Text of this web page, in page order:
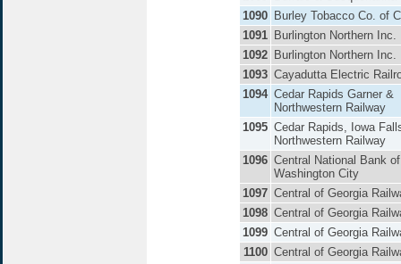
1090 Burley Tobacco Co. of
1091 Burlington Northern Inc.
1092 Burlington Northern Inc.
1093 Cayadutta Electric
1094 Cedar Rapids Garner &
Northwestern Railway
1095 Cedar Rapids, Iowa
Northwestern Railway
1096 Central National Bank of
Washington City
1097 Central of Georgia
1098 Central of Georgia
1099 Central of Georgia
1100 Central of Georgia